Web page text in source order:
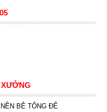
BÊ TÔNG ĐỂ